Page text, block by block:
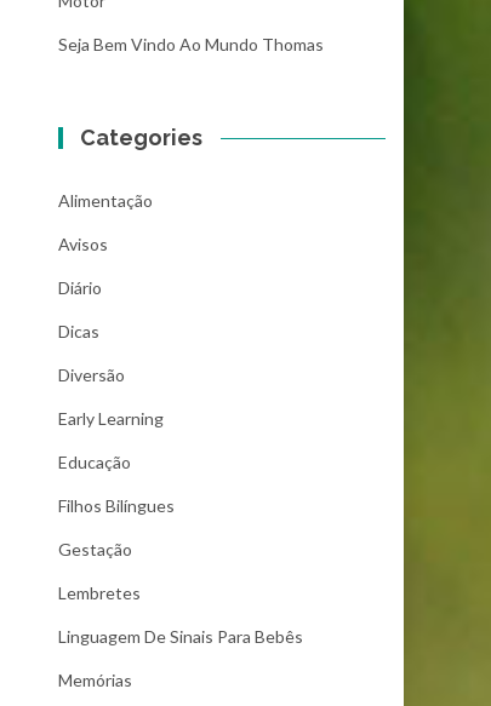
Seja Bem Vindo Ao Mundo Thomas
Categories
Alimentação
Avisos
Diário
Dicas
Diversão
Early Learning
Educação
Filhos Bilíngues
Gestação
Lembretes
Linguagem De Sinais Para Bebês
Memórias